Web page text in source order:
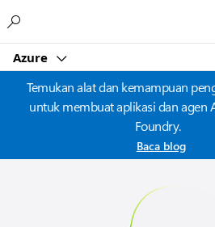
Azure
Temukan alat dan kemampuan
untuk membuat aplikasi dan agen
Foundry.
Baca blog